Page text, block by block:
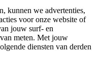
kunnen we advertenties,
voor onze website of
jouw surf- en
meten. Met jouw
diensten van derden